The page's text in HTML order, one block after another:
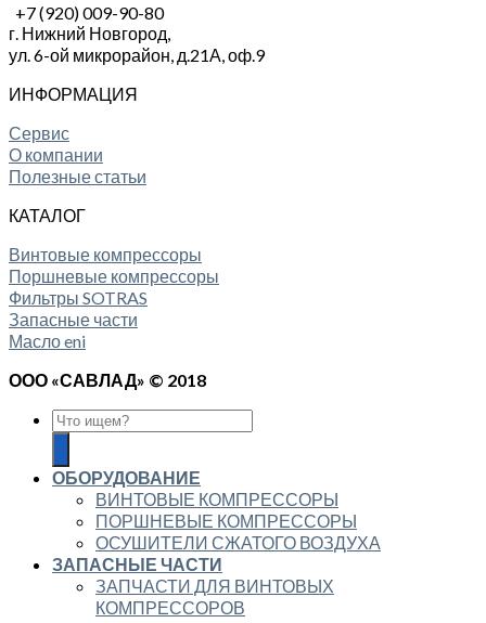
+7 (920) 009-90-80
г. Нижний Новгород,
ул. 6-ой микрорайон, д.21А, оф.9
ИНФОРМАЦИЯ
Сервис
О компании
Полезные статьи
КАТАЛОГ
Винтовые компрессоры
Поршневые компрессоры
Фильтры SOTRAS
Запасные части
Масло eni
ООО «САВЛАД» © 2018
ОБОРУДОВАНИЕ
ВИНТОВЫЕ КОМПРЕССОРЫ
ПОРШНЕВЫЕ КОМПРЕССОРЫ
ОСУШИТЕЛИ СЖАТОГО ВОЗДУХА
ЗАПАСНЫЕ ЧАСТИ
ЗАПЧАСТИ ДЛЯ ВИНТОВЫХ
КОМПРЕССОРОВ